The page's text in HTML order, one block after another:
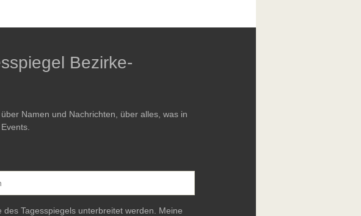
Bezirke-
Namen und Nachrichten, über alles, was in
Tagesspiegels unterbreitet werden. Meine